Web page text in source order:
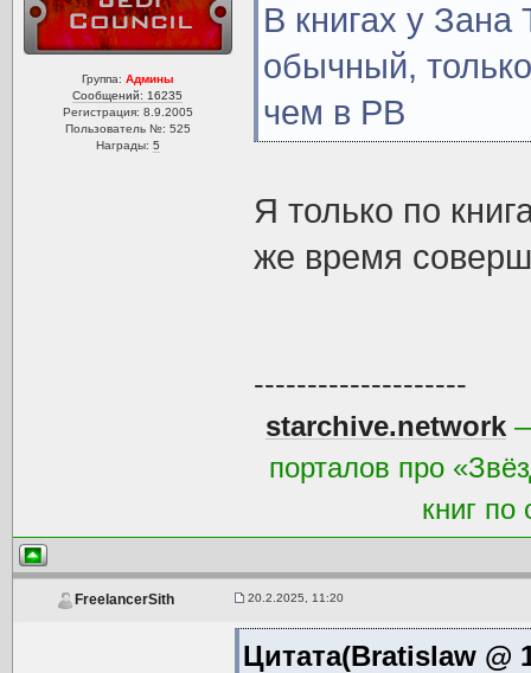
Группа: Админы
Сообщений: 16235
Регистрация: 8.9.2005
Пользователь №: 525
Награды: 5
В книгах у
обычный,
чем в РВ
Я только по
же время
--------------------
starchive.network
порталов про
книг по
FreelancerSith 20.2.2025, 11:20
Цитата(Bratislaw @